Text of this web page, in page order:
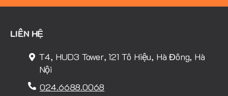
LIÊN HỆ
T4, HUD3 Tower, 121 Tô Hiệu, Hà Đông, Hà
Nội
024.6688.0068